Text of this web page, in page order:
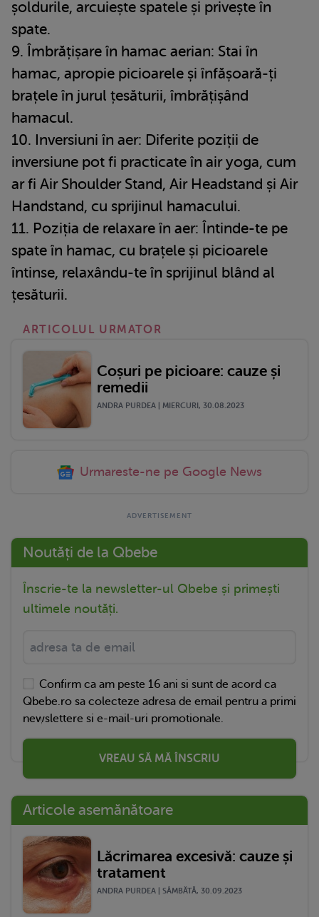
șoldurile, arcuiește spatele și privește în
spate.
9. Îmbrățișare în hamac aerian: Stai în
hamac, apropie picioarele și înfășoară-ți
brațele în jurul țesăturii, îmbrățișând
hamacul.
10. Inversiuni în aer: Diferite poziții de
inversiune pot fi practicate în air yoga, cum
ar fi Air Shoulder Stand, Air Headstand și Air
Handstand, cu sprijinul hamacului.
11. Poziția de relaxare în aer: Întinde-te pe
spate în hamac, cu brațele și picioarele
întinse, relaxându-te în sprijinul blând al
țesăturii.
ARTICOLUL URMATOR
Coșuri pe picioare: cauze și
remedii
ANDRA PURDEA | MIERCURI, 30.08.2023
Urmareste-ne pe Google News
Noutăți de la Qbebe
Înscrie-te la newsletter-ul Qbebe și primești
ultimele noutăți.
Confirm ca am peste 16 ani si sunt de acord ca
Qbebe.ro sa colecteze adresa de email pentru a primi
newslettere si e-mail-uri promotionale.
VREAU SĂ MĂ ÎNSCRIU
Articole asemănătoare
Lăcrimarea excesivă: cauze și
tratament
ANDRA PURDEA | SÂMBĂTĂ, 30.09.2023